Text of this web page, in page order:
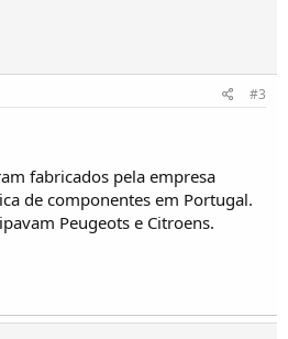
#3
fabricados pela empresa
de componentes em Portugal.
Peugeots e Citroens.